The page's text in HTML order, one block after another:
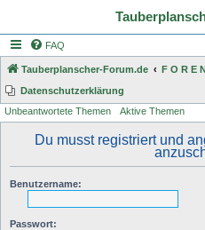
FAQ
Tauberplanscher-Forum.de
F O R E
Datenschutzerklärung
Unbeantwortete Themen Aktive Themen
Du musst registriert und
Benutzername:
Passwort: